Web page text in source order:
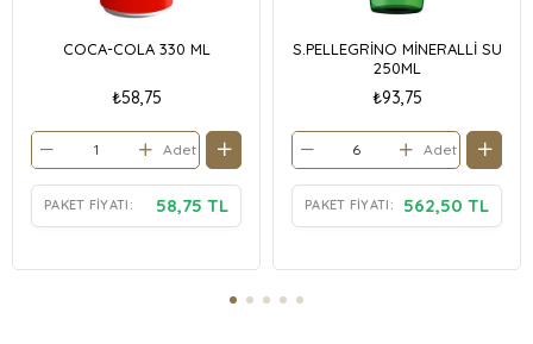
COCA-COLA 330 ML
₺58,75
Adet
PAKET FIYATI: 58,75 TL
S.PELLEGRİNO MİNERALLİ SU
250ML
₺93,75
Adet
PAKET FIYATI: 562,50 TL